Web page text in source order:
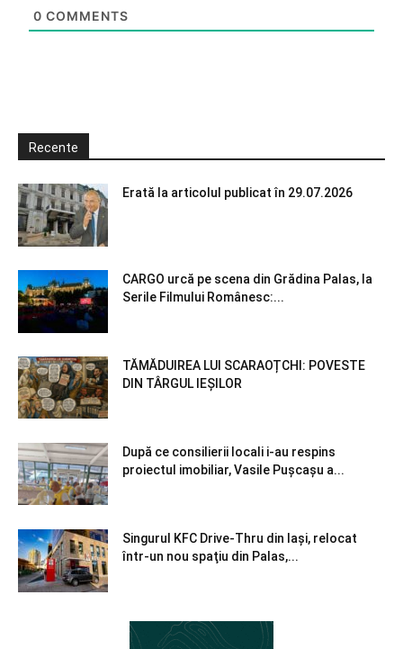
0 COMMENTS
Recente
Erată la articolul publicat în 29.07.2026
CARGO urcă pe scena din Grădina Palas, la
Serile Filmului Românesc:...
TĂMĂDUIREA LUI SCARAOȚCHI: POVESTE
DIN TÂRGUL IEȘILOR
După ce consilierii locali i-au respins
proiectul imobiliar, Vasile Pușcașu a...
Singurul KFC Drive-Thru din Iași, relocat
într-un nou spaţiu din Palas,...